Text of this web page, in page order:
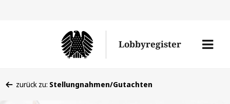
Lobbyregister
Menü
befinden
zurück zu: Stellungnahmen/Gutachten